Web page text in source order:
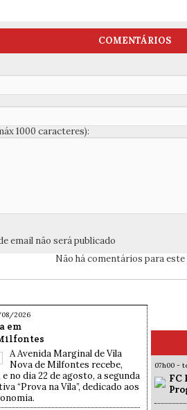
COMENTÁRIOS
1000 caracteres):
email não será publicado
Não há comentários para
08/2026
em
A Avenida Marginal de Vila
Nova de Milfontes recebe,
no dia 22 de agosto, a segunda
“Prova na Vila”, dedicado aos
07h00 -
FC